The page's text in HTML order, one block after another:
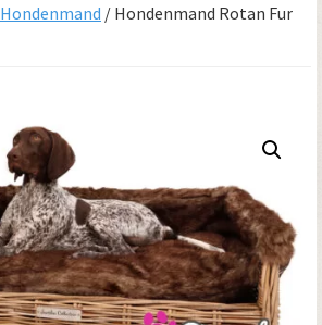
Hondenmand / Hondenmand Rotan Fur